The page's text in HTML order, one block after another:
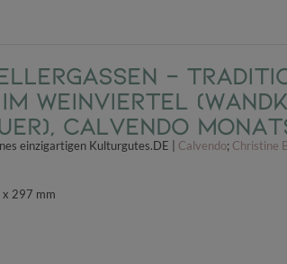
-
Weinviertel
CALVENDO
einzigartigen Kulturgutes.DE | Calvendo; Christine
x 297 mm